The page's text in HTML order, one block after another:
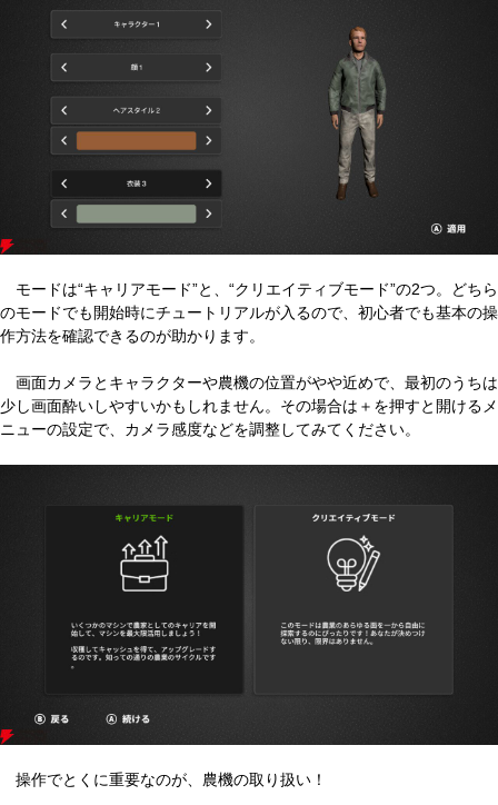
モードは“キャリアモード”と、“クリエイティブモード”の2つ。どちら
のモードでも開始時にチュートリアルが入るので、初心者でも基本の操
作方法を確認できるのが助かります。
画面カメラとキャラクターや農機の位置がやや近めで、最初のうちは
少し画面酔いしやすいかもしれません。その場合は＋を押すと開けるメ
ニューの設定で、カメラ感度などを調整してみてください。
操作でとくに重要なのが、農機の取り扱い！